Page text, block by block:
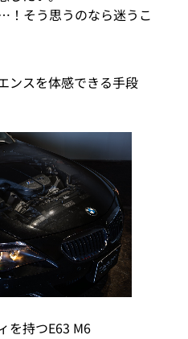
！そう思うのなら迷うこ
ンスを体感できる手段
を持つE63 M6